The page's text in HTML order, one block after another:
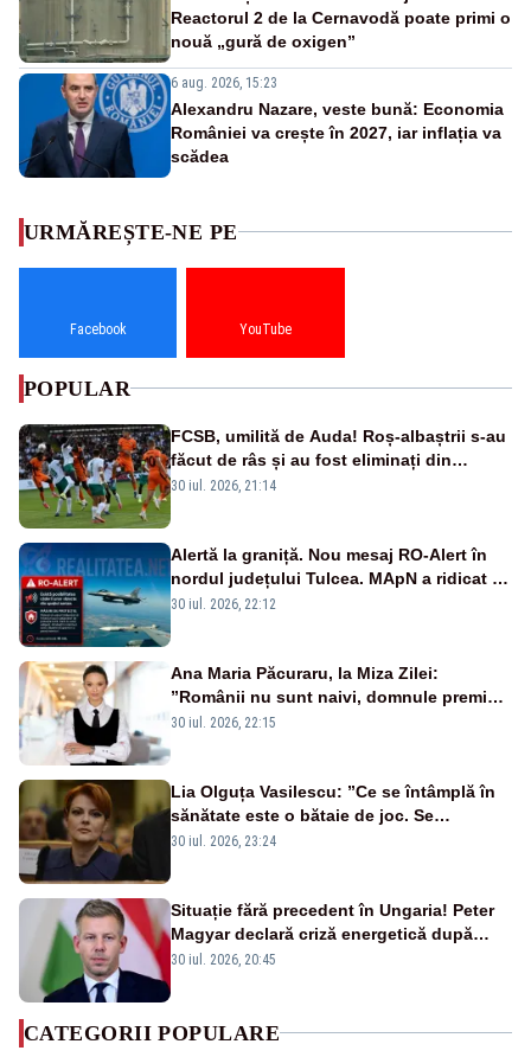
Reactorul 2 de la Cernavodă poate primi o
nouă „gură de oxigen”
6 aug. 2026, 15:23
Alexandru Nazare, veste bună: Economia
României va crește în 2027, iar inflația va
scădea
URMĂREȘTE-NE PE
Facebook YouTube
POPULAR
FCSB, umilită de Auda! Roș-albaștrii s-au
făcut de râs și au fost eliminați din
Conference League
30 iul. 2026, 21:14
Alertă la graniță. Nou mesaj RO-Alert în
nordul județului Tulcea. MApN a ridicat de
la sol două avioane F-16
30 iul. 2026, 22:12
Ana Maria Păcuraru, la Miza Zilei:
”Românii nu sunt naivi, domnule premier
Bolojan”
30 iul. 2026, 22:15
Lia Olguța Vasilescu: ”Ce se întâmplă în
sănătate este o bătaie de joc. Se
guvernează extraordinar de prost”
30 iul. 2026, 23:24
Situație fără precedent în Ungaria! Peter
Magyar declară criză energetică după
oprirea centralei de la Paks
30 iul. 2026, 20:45
CATEGORII POPULARE